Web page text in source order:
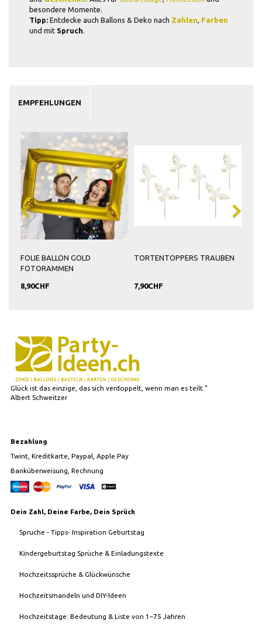
besondere Momente.
Tipp: Entdecke auch Ballons & Deko nach Zahlen, Farben
und mit Spruch.
EMPFEHLUNGEN
FOLIE BALLON GOLD
FOTORAMMEN
8,90CHF
TORTENTOPPERS TRAUBEN
7,90CHF
Glück ist das einzige, das sich verdoppelt, wenn man es teilt."
Albert Schweitzer
Bezahlung
Twint, Kreditkarte, Paypal, Apple Pay
Banküberweisung, Rechnung
Dein Zahl, Deine Farbe, Dein Sprüch
Spruche - Tipps- Inspiration Geburtstag
Kindergeburtstag Sprüche & Einladungstexte
Hochzeitssprüche & Glückwünsche
Hochzeitsmandeln und DIY-Ideen
Hochzeitstage: Bedeutung & Liste von 1–75 Jahren